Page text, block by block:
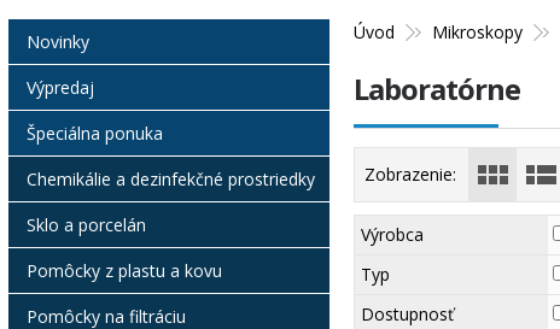
Úvod Mikroskopy
Laboratórne
Zobrazenie:
Výrobca
Typ
Dostupnosť
Novinky
Výpredaj
Špeciálna ponuka
Chemikálie a dezinfekčné prostriedky
Sklo a porcelán
Pomôcky z plastu a kovu
Pomôcky na filtráciu